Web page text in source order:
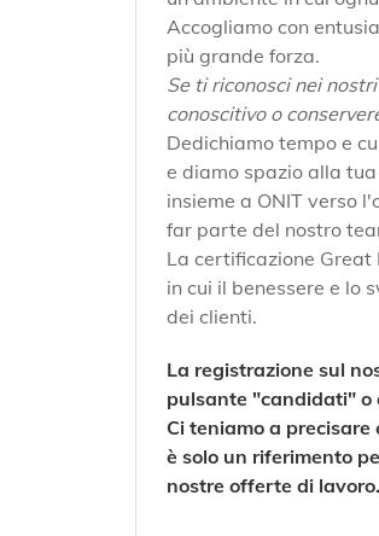
Accogliamo con
più grande forza.
Se ti riconosci nei
conoscitivo o
Dedichiamo tempo e
e diamo spazio alla
insieme a ONIT verso
far parte del nostro
La certificazione
in cui il benessere e lo
dei clienti.
La registrazione sul
pulsante "candidati" o
Ci teniamo a
è solo un riferimento
nostre offerte di lavoro.